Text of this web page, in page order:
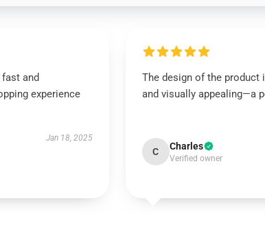
and
experience
Jan 18, 2025
The design of the product
and visually appealing—a
C Charles
Verified owner